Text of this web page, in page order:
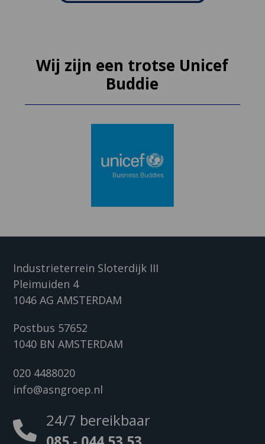
Wij zijn een trotse Unicef
Buddie
Industrieterrein Sloterdijk III
Pleimuiden 4
1046 AG AMSTERDAM
Postbus 57652
1040 BN AMSTERDAM
020 4488020
info@asngroep.nl
24/7 bereikbaar